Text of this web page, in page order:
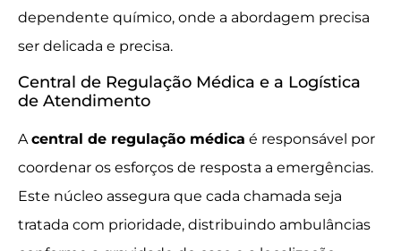
dependente químico, onde a abordagem precisa
ser delicada e precisa.
Central de Regulação Médica e a Logística
de Atendimento
Acentral de regulação médica é responsável por
coordenar os esforços de resposta a emergências.
Este núcleo assegura que cada chamada seja
tratada com prioridade, distribuindo ambulâncias